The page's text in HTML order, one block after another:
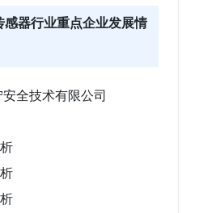
感器行业重点企业发展情
全技术有限公司